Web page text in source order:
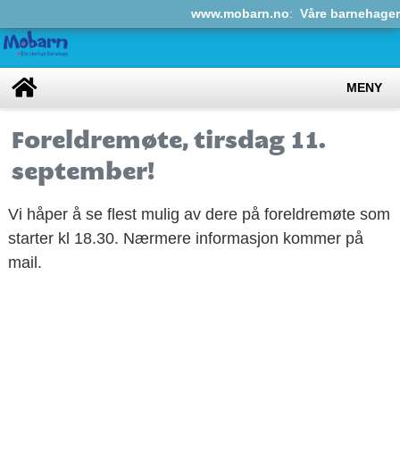
www.mobarn.no: Våre barnehager
MENY
Foreldremøte, tirsdag 11.
september!
Vi håper å se flest mulig av dere på foreldremøte som
starter kl 18.30. Nærmere informasjon kommer på
mail.